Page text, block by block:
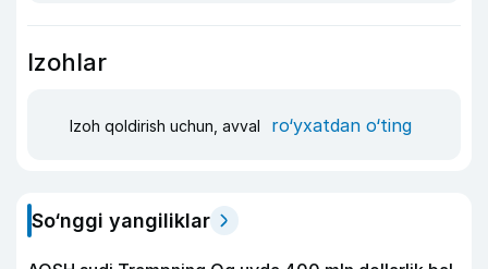
Izohlar
Izoh qoldirish uchun, avval ro‘yxatdan o‘ting
So‘nggi yangiliklar